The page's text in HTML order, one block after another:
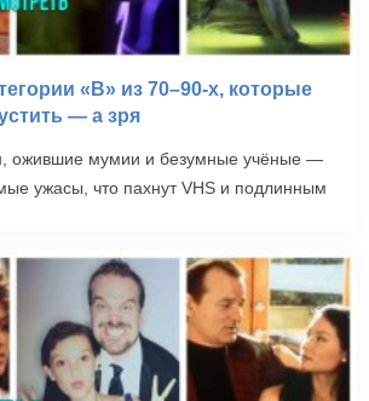
«B» из 70–90-х, которые
— а зря
ожившие мумии и безумные учёные —
ужасы, что пахнут VHS и подлинным